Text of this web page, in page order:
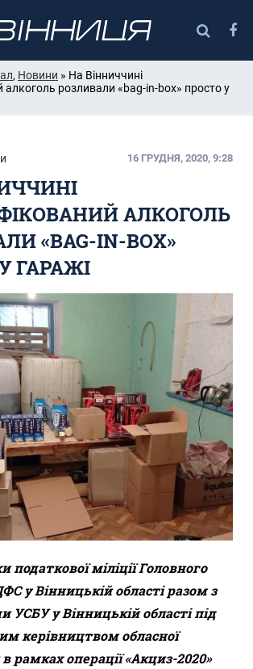
, Новини » На Вінниччині
розливали «bag-in-box» просто у
16 ГРУДНЯ, 2020, 9:28
АЛКОГОЛЬ
«BAG-IN-BOX»
ГАРАЖІ
податкової міліції Головного
у Вінницькій області разом з
УСБУ у Вінницькій області під
керівництвом обласної
рамках операції «Акциз-2020»